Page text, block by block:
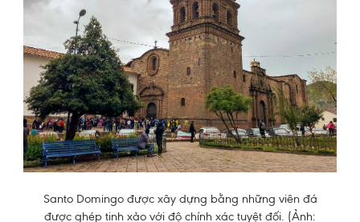
Santo Domingo được xây dựng bằng những viên đá
được ghép tinh xảo với độ chính xác tuyệt đối. (Ảnh: